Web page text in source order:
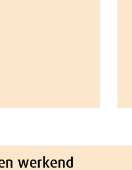
werkend